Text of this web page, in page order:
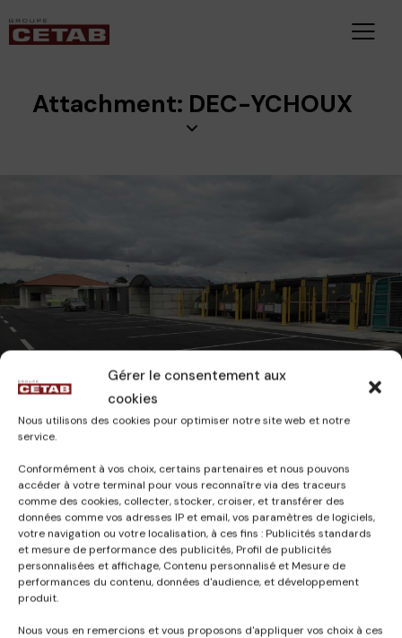
Gérer le consentement aux
cookies
Nous utilisons des cookies pour optimiser notre site web et notre
service.
Conformément à vos choix, certains partenaires et nous pouvons
accéder à votre terminal pour vous reconnaître via des traceurs
comme des cookies, collecter, stocker, croiser, et transférer des
données comme vos adresses IP et email, vos paramètres de logiciels,
votre navigation ou votre localisation, à ces fins : Publicités standards
et mesure de performance des publicités, Profil de publicités
personnalisées et affichage, Contenu personnalisé et Mesure de
performances du contenu, données d'audience, et développement
produit.
Nous vous en remercions et vous proposons d'appliquer vos choix à ces
Attachment: DEC-YCHOUX
CAMILLE
Published in
DECHETERIE D’YCHOUX
ET DECHETERIE DE
LABOUHEYRE (40)